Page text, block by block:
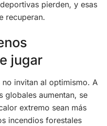
pierden, y esas
recuperan.
jugar
invitan al optimismo. A
globales aumentan, se
extremo sean más
incendios forestales